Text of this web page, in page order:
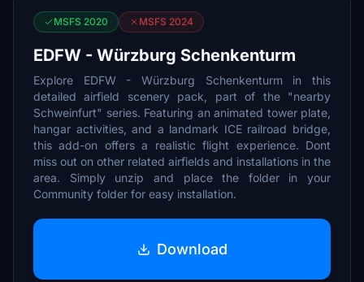
MSFS 2020 MSFS 2024
EDFW - Würzburg Schenkenturm
Explore EDFW - Würzburg Schenkenturm in this
detailed airfield scenery pack, part of the "nearby
Schweinfurt" series. Featuring an animated tower plate,
hangar activities, and a landmark ICE railroad bridge,
this add-on offers a realistic flight experience. Dont
miss out on other related airfields and installations in the
area. Simply unzip and place the folder in your
Community folder for easy installation.
Download